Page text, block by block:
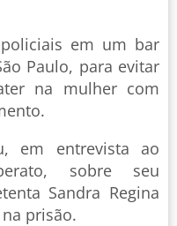
em um bar
Paulo, para evitar
na mulher com
em entrevista ao
sobre seu
Sandra Regina
prisão.